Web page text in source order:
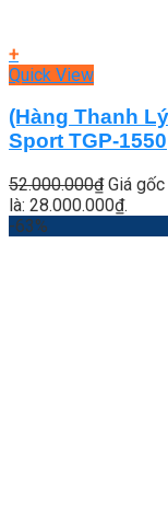
+
Quick View
(Hàng Thanh
Sport TGP-1550
52.000.000₫ Giá
là: 28.000.000₫.
-63%